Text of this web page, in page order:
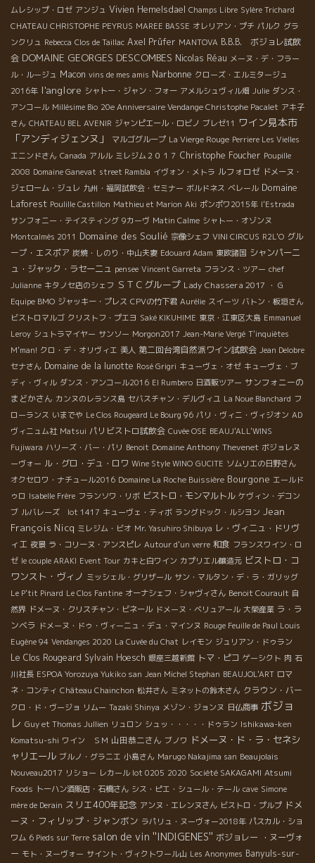
ムレシップ・ロゼ アンジュ Vivien Hemelsdael Champs Libre Sylère Trichard
CHATEAU CHRISTOPHE PEYRUS MAREE BASSE オレリアン・プチ パルク グラ
ンクリュ Rebecca Clos de Taillac Axel Prüfer MANTOVA B.B.B. ボジョレ試飲
会 DOMAINE GEORGES DESCOMBES Nicolas Réau メーヌ・デ・フラー
ル・ルージュ Macon vins de mes amis Narbonne クローズ・エルミタージュ
2016年 l'anglore シャトー・ジャン・フォー アメルシュヴィル畑 Julie ダンス・
アンコール Millésime Bio 20e Anniversaire Vendange Christophe Pacalet アキ子
さん CHATEAU BEL AVENIR ジャンピエール・ロビノ ブレゼ11 ワイン見本市
「アンディジェンヌ」
マルゴグループ La Vierge Rouge Perriere Les Vielles
エニンドさん Canada アルル ミレジム２０１７ Christophe Foucher Poupille
2008 Domaine Ganevat street Rambla イヴォン・メトラ ルフォロゼ ドメーヌ・
ジェローム・ジュレ 九州・福岡試飲会・セミナー ボルドネス ベレール Domaine
Laforest Poulille Castillon Mathieu et Marion Aki ポンポワ2015年 l'Estrada
サンフォニー・テイスティング 9カーヴ Matin Calme シャトー・オゾンヌ
Montcalmès 2011 Domaine des Soulié 宗像シェフ VINI CIRCUS R2L'O グル
ープ・エスポア 炭焼・しのり・中山夫妻 Edouard Adam 東欧諸国 シャンパーニ
ュ・ジャック・ラセーニュ pensee Vincent Garreta フランス・ツアー chef
Julianne キタノセ店のシェフ ＳＴＣグループ Lady Chassera 2017
・ G
Equipe BMO ジャッキー・プレス CPVの竹下君 Aurélie スイーツ バトン・板垣さん
ビストロマルゴ クリストフ・プエヨ Saké KIKUHIME 東京・江東区大島 Emmanuel
Leroy シュトラマイヤー サンソー Morgon2017 Jean-Marie Vergé T'inquiètes
M'man! クロ・デ・オリヴィエ 美人 第二回台湾自然派ワイン試飲会 Jean Delobre
セナさん Domaine de la lunotte Rosé Grigri キューヴェ・オゼ キューヴェ・ブ
ディ・ヴィル ダンス・アンコール2016 El Rumbero 日酒販ツアー サンフォニーの
まどかさん カンヌのレランス島 セバスチャン・デルヴィユ La Noue Blanchard フ
ローランス いまでや Le Clos Rougeard Le Bourg 96 パリ・ヴィニ・ヴィジオン AD
ヴィニュム社 Matsui パリビストロ試飲会 Cuvée OSE BEAUJ'ALL'WINS
Fujiwara ハリーズ・バー・パリ Benoit Domaine Anthony Thevenet ボジョレヌ
ーヴォー ル・グロ・デュ・ロワ Wine Style WINO GUCITE ソムリエの日野さん
オクセロワ・ナチュール2016 Domaine La Roche Buissière Bourgone エールド
ゥロ Isabelle Frère フランソワ・リボ ビストロ・モンマルトル ケヴィン・デコン
ブ ルバレーズ lot 1417 キューヴェ・ティボ ラングドック・ルシヨン Jean
François Nicq ミレジム・ビオ Mr. Yasuhiro Shibuya レ・ヴィニュ・ドリヴ
ィエ 夜景 ラ・コリーヌ・アンスピレ Autour d'un verre 和食 フランスワイン・ロ
ゼ le couple ARAKI Event Tour カキと白ワイン カプリエル醸造元 ビストロ・コ
ワンスト・ヴィノ ミッシェル・グリザール サン・マルタン・デ・ラ・ガリッグ
Le P'tit Pinard Le Clos Fantine オーナシェフ・シャヴィさん Benoit Courault 自
然界 ドメーヌ・クリスチャン・ビネール ドメーヌ・ベリュアール 大榮産業 ラ・ラ
ンベラ ドメーヌ・ドゥ・ヴィーニュ・デュ・マインヌ Rouge Feuille de Paul Louis
Eugène 94 Vendanges 2020 La Cuvée du Chat レイモン ジュリアン・ドゥラン
Le Clos Rougeard Sylvain Hoesch 銀座三越新館 トマ・ピコ ゲーシクト 肉 石
川社長 ESPOA Yorozuya Yukiko san Jean Michel Stephan BEAUJOL'ART ロマ
ネ・コンティ Château Chainchon 松井さん ミネットの鈴木さん クラウン・バー
クロ・ド・ヴージョ リムー Tazaki Shinya メゾン・ジョンヌ 日仏商事 ボジョ
レ Guy et Thomas Jullien リュロン シュッ・・・・・ドゥラン Ishikawa-ken
Komatsu-shi ワイン ＳＭ 山田恭二さん ブノワ ドメーヌ・ド・ラ・セネシ
ャリエール ブルノ・グラニエ 小島さん Marugo Nakajima san Beaujolais
Nouveau2017 リショー レカール lot 0205 2020 Société SAKAGAMI Atsumi
Foods トーハン酒販店・石橋さん シス・ピエ・シュール・テール cave Simone
mère de Derain スリエ400年記念 アンヌ・エレンヌさん ビストロ・プルプ ドメ
ーヌ・フィリップ・ジャンボン ラパリュ・ヌーヴォー2018年 パスカル・ショ
ワム 6 Pieds sur Terre salon de vin ''INDIGENES'' ボジョレー ・ヌーヴォ
ー モト・ヌーヴォー サイント・ヴィクトワール山 Les Anonymes Banyuls-sur-